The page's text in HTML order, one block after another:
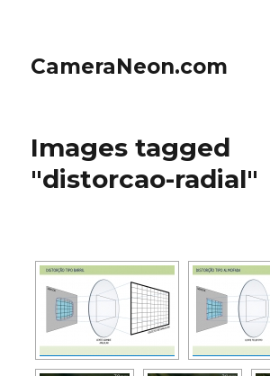
CameraNeon.com
Images tagged
"distorcao-radial"